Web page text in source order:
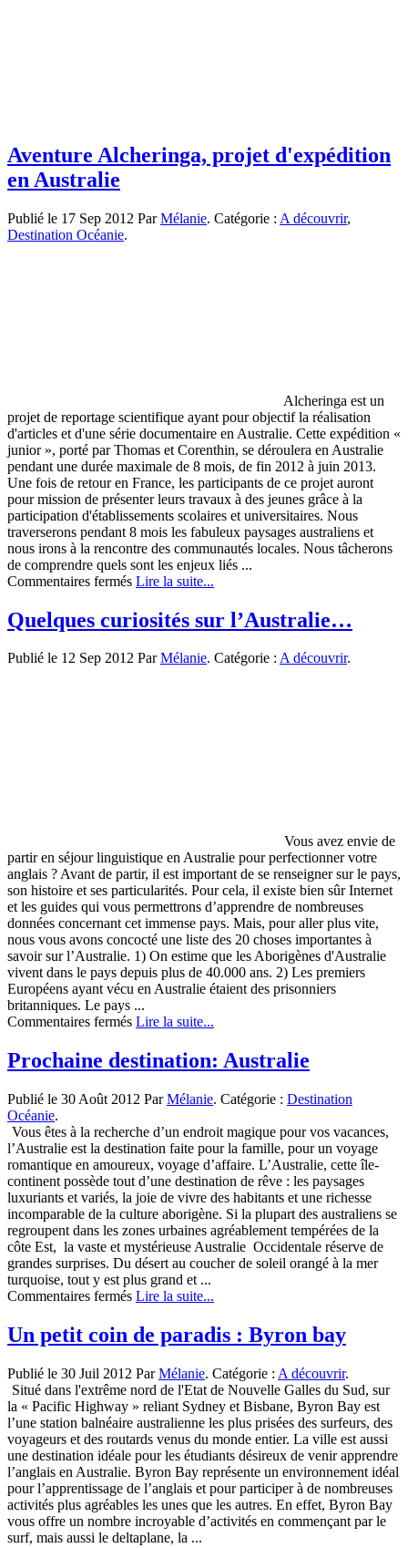
Aventure Alcheringa, projet d'expédition
en Australie
Publié le 17 Sep 2012 ParMélanie. Catégorie : A découvrir,
Destination Océanie.
Alcheringa est un
projet de reportage scientifique ayant pour objectif la réalisation
d'articles et d'une série documentaire en Australie. Cette expédition «
junior », porté par Thomas et Corenthin, se déroulera en Australie
pendant une durée maximale de 8 mois, de fin 2012 à juin 2013.
Une fois de retour en France, les participants de ce projet auront
pour mission de présenter leurs travaux à des jeunes grâce à la
participation d'établissements scolaires et universitaires. Nous
traverserons pendant 8 mois les fabuleux paysages australiens et
nous irons à la rencontre des communautés locales. Nous tâcherons
de comprendre quels sont les enjeux liés ...
Commentaires ferméssur
Alcheringa,
projet
en
Lire la suite...
Quelques curiosités sur l’Australie…
Publié le 12 Sep 2012 ParMélanie. Catégorie : A découvrir.
Vous avez envie de
partir en séjour linguistique en Australie pour perfectionner votre
anglais ? Avant de partir, il est important de se renseigner sur le pays,
son histoire et ses particularités. Pour cela, il existe bien sûr Internet
et les guides qui vous permettrons d’apprendre de nombreuses
données concernant cet immense pays. Mais, pour aller plus vite,
nous vous avons concocté une liste des 20 choses importantes à
savoir sur l’Australie. 1) On estime que les Aborigènes d'Australie
vivent dans le pays depuis plus de 40.000 ans. 2) Les premiers
Européens ayant vécu en Australie étaient des prisonniers
britanniques. Le pays ...
Commentaires ferméssur
curiosités
sur
Lire la suite...
Prochaine destination: Australie
Publié le 30 Août 2012 ParMélanie. Catégorie : Destination
Océanie.
Vous êtes à la recherche d’un endroit magique pour vos vacances,
l’Australie est la destination faite pour la famille, pour un voyage
romantique en amoureux, voyage d’affaire. L’Australie, cette île-
continent possède tout d’une destination de rêve : les paysages
luxuriants et variés, la joie de vivre des habitants et une richesse
incomparable de la culture aborigène. Si la plupart des australiens se
regroupent dans les zones urbaines agréablement tempérées de la
côte Est, la vaste et mystérieuse Australie Occidentale réserve de
grandes surprises. Du désert au coucher de soleil orangé à la mer
turquoise, tout y est plus grand et ...
Commentaires ferméssur
destination:
Australie
Lire la suite...
Un petit coin de paradis : Byron bay
Publié le 30 Juil 2012 ParMélanie. Catégorie : A découvrir.
Situé dans l'extrême nord de l'Etat de Nouvelle Galles du Sud, sur
la « Pacific Highway » reliant Sydney et Bisbane, Byron Bay est
l’une station balnéaire australienne les plus prisées des surfeurs, des
voyageurs et des routards venus du monde entier. La ville est aussi
une destination idéale pour les étudiants désireux de venir apprendre
l’anglais en Australie. Byron Bay représente un environnement idéal
pour l’apprentissage de l’anglais et pour participer à de nombreuses
activités plus agréables les unes que les autres. En effet, Byron Bay
vous offre un nombre incroyable d’activités en commençant par le
surf, mais aussi le deltaplane, la ...